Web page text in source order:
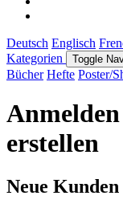
Deutsch Englisch
Kategorien
Toggle
Bücher Hefte Poster/
erstellen
Neue Kunden